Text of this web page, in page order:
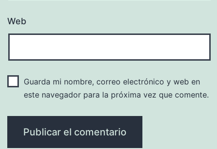
Web
Guarda mi nombre, correo electrónico y web en
este navegador para la próxima vez que comente.